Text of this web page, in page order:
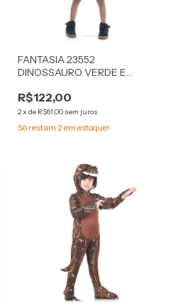
FANTASIA 23552
DINOSSAURO VERDE E
R$122,00
2x de R$61,00 sem juros
Só restam 2 em estoque!